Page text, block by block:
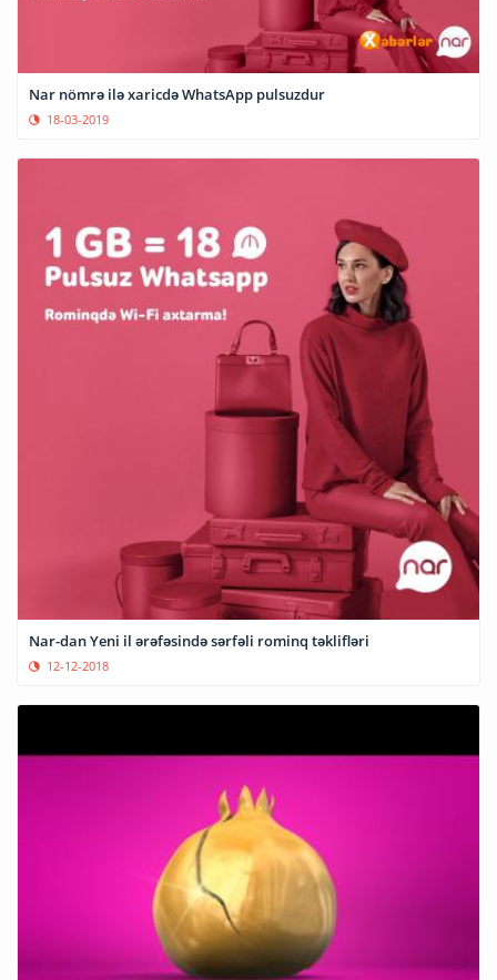
Nar nömrə ilə xaricdə WhatsApp pulsuzdur
18-03-2019
Nar-dan Yeni il ərəfəsində sərfəli rominq təklifləri
12-12-2018